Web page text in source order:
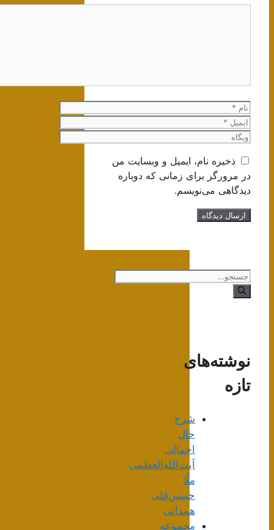
نام
ایمیل
وبگاه
ذخیره نام، ایمیل و وبسایت من
در مرورگر برای زمانی که دوباره
دیدگاهی می‌نویسم.
جستجوی
نوشته‌های
تازه
شرح
حال
اجمالی
آیت‌الله‌العظمی
ملّا
حسین‌قلی
همدانی
مجموعه